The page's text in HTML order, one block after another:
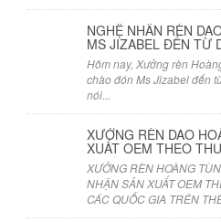
NGHỆ NHÂN RÈN
MS JIZABEL ĐẾN TỪ
Hôm nay, Xưởng rèn
chào đón Ms Jizabel đến
nói...
XƯỞNG RÈN DAO
XUẤT OEM THEO
XƯỞNG RÈN HOÀNG
NHẬN SẢN XUẤT OEM
CÁC QUỐC GIA TRÊN